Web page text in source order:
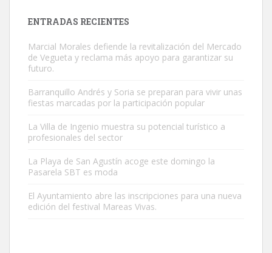
Gato manso encontrado
Este gato macho ha aparecido en la calle hace menos de un mes,
es muy manso y extremadamente cari...
ENTRADAS RECIENTES
Marcial Morales defiende la revitalización del Mercado
de Vegueta y reclama más apoyo para garantizar su
futuro.
Barranquillo Andrés y Soria se preparan para vivir unas
fiestas marcadas por la participación popular
La Villa de Ingenio muestra su potencial turístico a
profesionales del sector
La Playa de San Agustín acoge este domingo la
Pasarela SBT es moda
El Ayuntamiento abre las inscripciones para una nueva
edición del festival Mareas Vivas.